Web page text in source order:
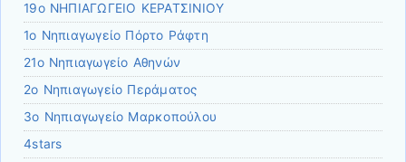
19o ΝΗΠΙΑΓΩΓΕΙΟ ΚΕΡΑΤΣΙΝΙΟΥ
1ο Νηπιαγωγείο Πόρτο Ράφτη
21ο Νηπιαγωγείο Αθηνών
2ο Νηπιαγωγείο Περάματος
3ο Νηπιαγωγείο Μαρκοπούλου
4stars